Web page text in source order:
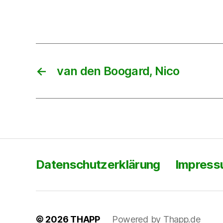
← van den Boogard, Nico
Datenschutzerklärung
© 2026 THAPP Powered by Thapp.de